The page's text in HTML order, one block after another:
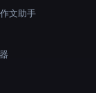
文助手